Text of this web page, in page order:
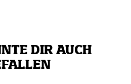
DIR AUCH